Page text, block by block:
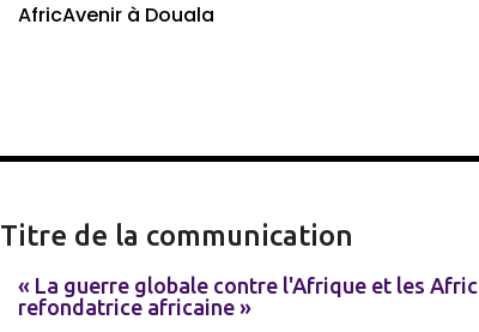
AfricAvenir à Douala
Titre de la communication
« La guerre globale contre l'Afrique et les
refondatrice africaine »